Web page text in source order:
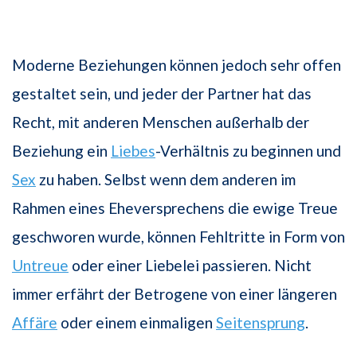
Moderne Beziehungen können jedoch sehr offen
gestaltet sein, und jeder der Partner hat das
Recht, mit anderen Menschen außerhalb der
Beziehung ein Liebes-Verhältnis zu beginnen und
Sex zu haben. Selbst wenn dem anderen im
Rahmen eines Eheversprechens die ewige Treue
geschworen wurde, können Fehltritte in Form von
Untreue oder einer Liebelei passieren. Nicht
immer erfährt der Betrogene von einer längeren
Affäre oder einem einmaligen Seitensprung